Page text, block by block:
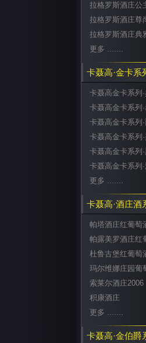
拉格罗斯酒庄公
拉格罗斯酒庄尊
拉格罗斯酒庄典
更多 .......
卡聂高·金卡系
卡聂高金卡系列
卡聂高金卡系列
卡聂高金卡系列
卡聂高金卡系列
卡聂高金卡系列
卡聂高金卡系列
更多 .......
卡聂高·酒庄酒
帕塔酒庄红葡萄
帕露美罗酒庄红
杜鲁古堡红葡萄
玛尔维娜庄园葡
索莱尔酒庄2006
积康酒庄
更多 .......
卡聂高·金伯爵